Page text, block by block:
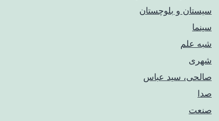
سیستان و بلوچستان
سینما
شبه علم
شهری
صالحی، سید عباس
صدا
صنعت